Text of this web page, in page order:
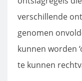
verschillende
genomen
kunnen worden
te kunnen